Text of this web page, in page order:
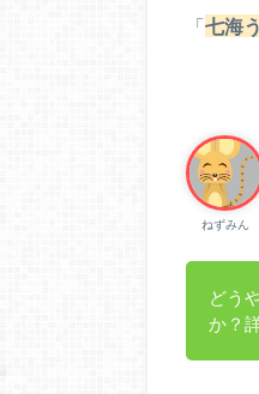
「七海
ねずみん
どう
か？